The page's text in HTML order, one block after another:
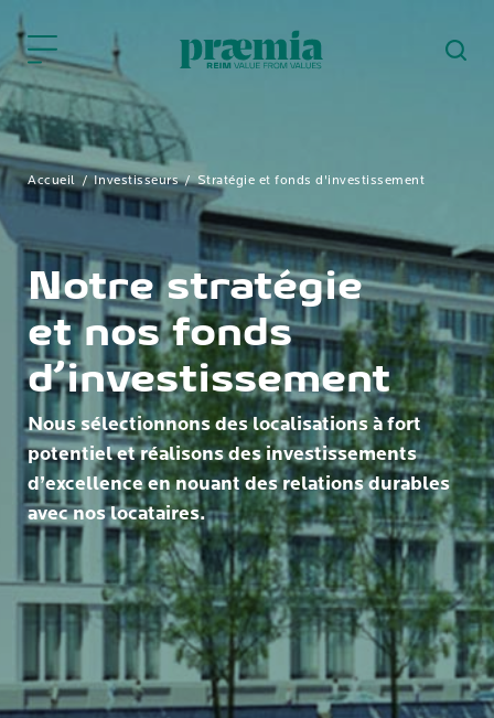
Saut au contenu principal
Accueil Investisseurs Stratégie et fonds d'investissement
Notre stratégie
et nos fonds
d’investissement
Nous sélectionnons des localisations à fort
potentiel et réalisons des investissements
d’excellence en nouant des relations durables
avec nos locataires.